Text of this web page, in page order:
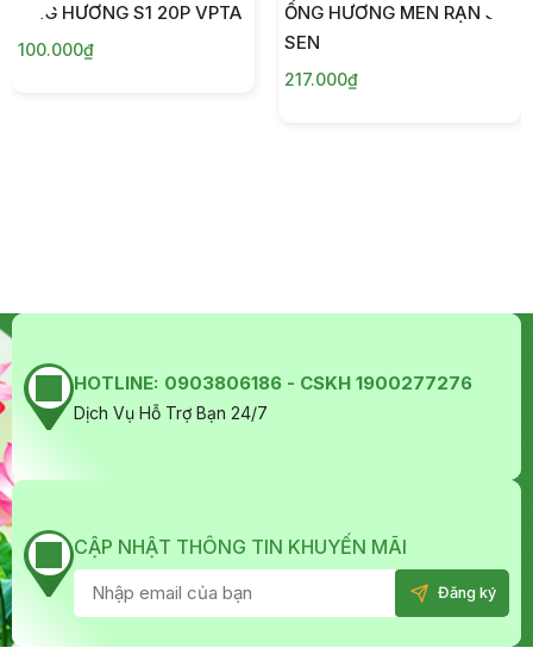
ỐNG HƯƠNG S1 20P VPTA
100.000₫
ỐNG HƯƠNG MEN RẠN S3
SEN
217.000₫
HOTLINE: 0903806186 - CSKH 1900277276
Dịch Vụ Hỗ Trợ Bạn 24/7
CẬP NHẬT THÔNG TIN KHUYẾN MÃI